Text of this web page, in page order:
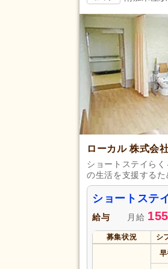
勤務形態
ローカル 株式会
ショートステイら
の生活を支援する
ショートステ
給与 月給
募集状況 シ